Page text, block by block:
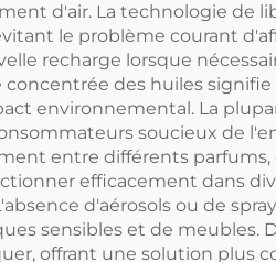
d'air. La technologie
le problème courant
recharge lorsque
des huiles
environnemental. La
soucieux de
entre différents parfums,
efficacement dans
d'aérosols ou de
sensibles et de meubles.
offrant une solution plus